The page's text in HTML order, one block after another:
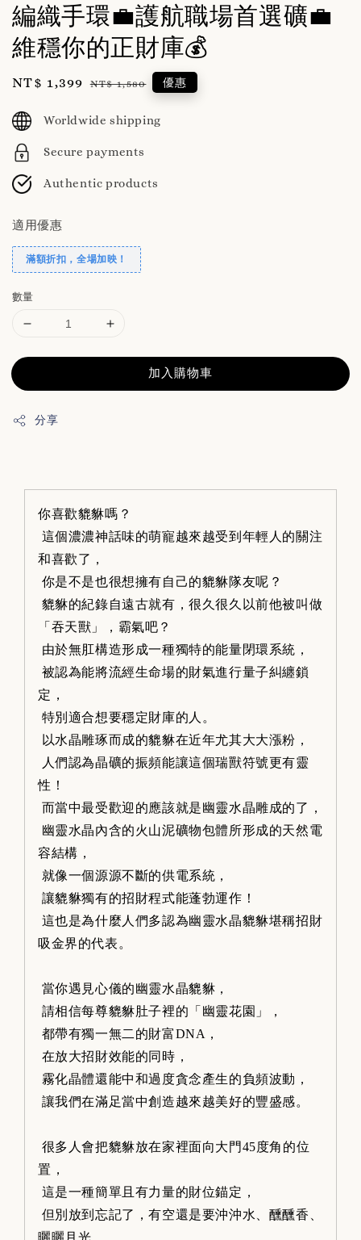
編織手環💼護航職場首選礦💼
維穩你的正財庫💰
Sale
NT$ 1,399 Regular
NT$ 1,580 優惠
Worldwide shipping
Secure payments
Authentic products
適用優惠
滿額折扣，全場加映！
數量
加入購物車
分享
你喜歡貔貅嗎？
這個濃濃神話味的萌寵越來越受到年輕人的關注
和喜歡了，
你是不是也很想擁有自己的貔貅隊友呢？
貔貅的紀錄自遠古就有，很久很久以前他被叫做
「吞天獸」，霸氣吧？
由於無肛構造形成一種獨特的能量閉環系統，
被認為能將流經生命場的財氣進行量子糾纏鎖
定，
特別適合想要穩定財庫的人。
以水晶雕琢而成的貔貅在近年尤其大大漲粉，
人們認為晶礦的振頻能讓這個瑞獸符號更有靈
性！
而當中最受歡迎的應該就是幽靈水晶雕成的了，
幽靈水晶內含的火山泥礦物包體所形成的天然電
容結構，
就像一個源源不斷的供電系統，
讓貔貅獨有的招財程式能蓬勃運作！
這也是為什麼人們多認為幽靈水晶貔貅堪稱招財
吸金界的代表。
當你遇見心儀的幽靈水晶貔貅，
請相信每尊貔貅肚子裡的「幽靈花園」，
都帶有獨一無二的財富DNA，
在放大招財效能的同時，
霧化晶體還能中和過度貪念產生的負頻波動，
讓我們在滿足當中創造越來越美好的豐盛感。
很多人會把貔貅放在家裡面向大門45度角的位
置，
這是一種簡單且有力量的財位錨定，
但別放到忘記了，有空還是要沖沖水、醺醺香、